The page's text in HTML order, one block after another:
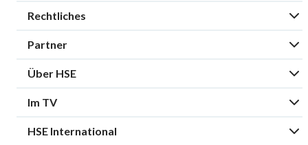
Rechtliches
Partner
Über HSE
Im TV
HSE International